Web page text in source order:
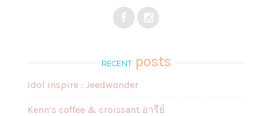
RECENT posts
Idol inspire : Jeedwonder
Kenn’s coffee & croissant อารีย์